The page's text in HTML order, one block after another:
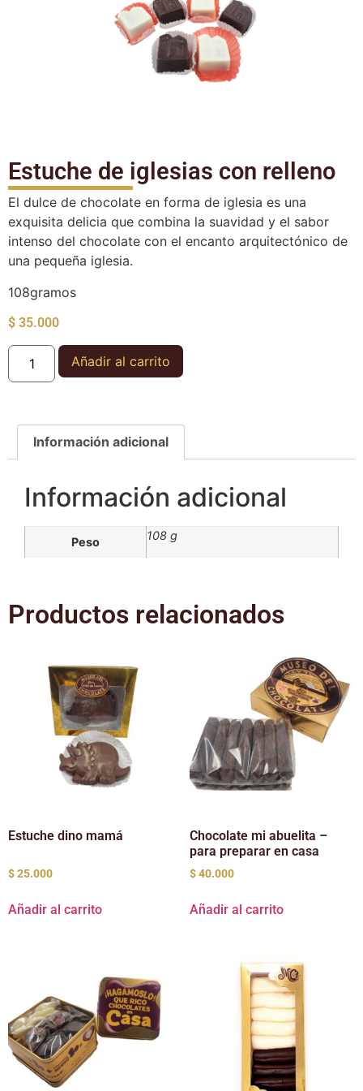
Estuche de iglesias con relleno
El dulce de chocolate en forma de iglesia es una
exquisita delicia que combina la suavidad y el sabor
intenso del chocolate con el encanto arquitectónico de
una pequeña iglesia.
108gramos
$ 35.000
Añadir al carrito
Información adicional
Información adicional
Peso 108 g
Productos relacionados
Estuche dino mamá
$25.000
Añadir al carrito
Chocolate mi abuelita –
para preparar en casa
$40.000
Añadir al carrito